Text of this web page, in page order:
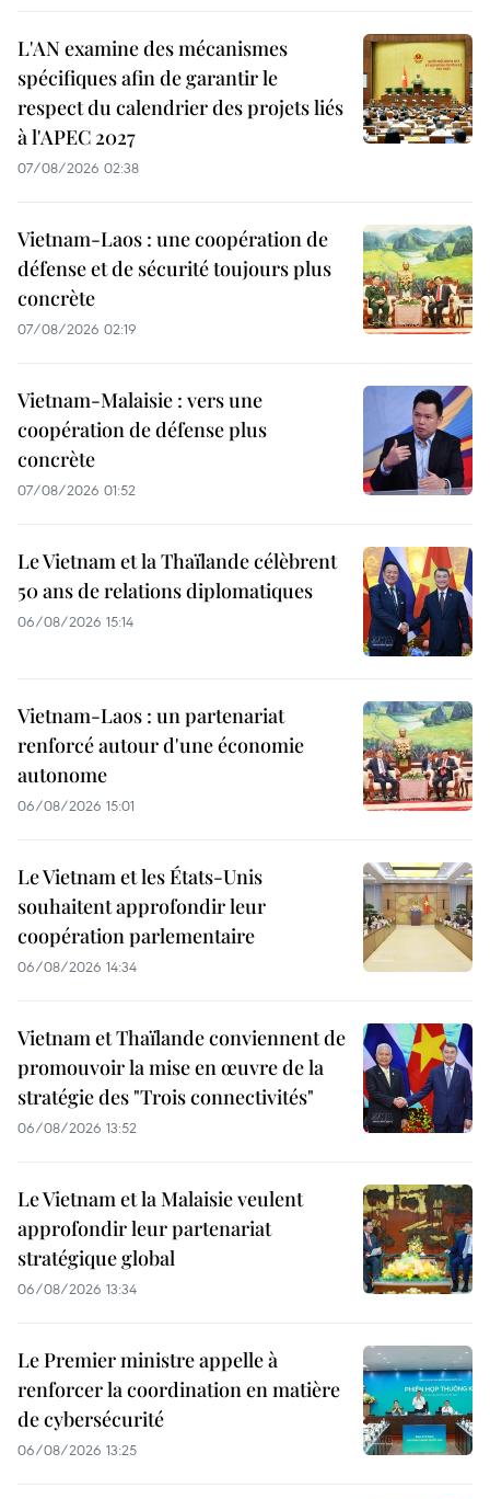
L'AN examine des mécanismes
spécifiques afin de garantir le
respect du calendrier des projets liés
à l'APEC 2027
07/08/2026 02:38
Vietnam-Laos : une coopération de
défense et de sécurité toujours plus
concrète
07/08/2026 02:19
Vietnam-Malaisie : vers une
coopération de défense plus
concrète
07/08/2026 01:52
Le Vietnam et la Thaïlande célèbrent
50 ans de relations diplomatiques
06/08/2026 15:14
Vietnam-Laos : un partenariat
renforcé autour d'une économie
autonome
06/08/2026 15:01
Le Vietnam et les États-Unis
souhaitent approfondir leur
coopération parlementaire
06/08/2026 14:34
Vietnam et Thaïlande conviennent de
promouvoir la mise en œuvre de la
stratégie des "Trois connectivités"
06/08/2026 13:52
Le Vietnam et la Malaisie veulent
approfondir leur partenariat
stratégique global
06/08/2026 13:34
Le Premier ministre appelle à
renforcer la coordination en matière
de cybersécurité
06/08/2026 13:25